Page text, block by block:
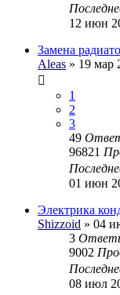
12 июн
Замена
Aleas » 19 мар
1
2
3
49
96821
01 июн
Электрика
Shizzoid » 04
3
9002
08 июл